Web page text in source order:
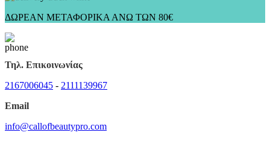
ΔΩΡΕΑΝ ΜΕΤΑΦΟΡΙΚΑ ΑΝΩ ΤΩΝ 80€
Τηλ. Επικοινωνίας
2167006045 - 2111139967
Email
info@callofbeautypro.com